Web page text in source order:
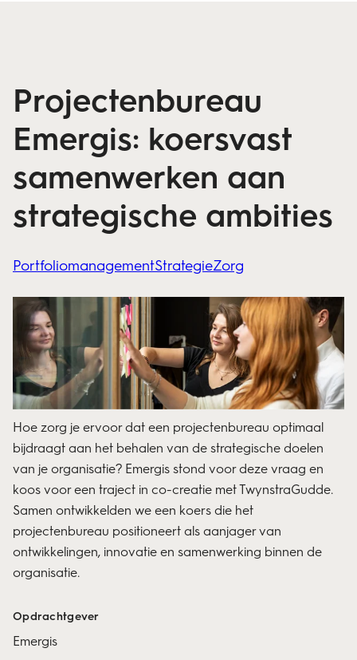
Projectenbureau
Emergis: koersvast
samenwerken aan
strategische ambities
PortfoliomanagementStrategieZorg
Hoe zorg je ervoor dat een projectenbureau optimaal
bijdraagt aan het behalen van de strategische doelen
van je organisatie? Emergis stond voor deze vraag en
koos voor een traject in co-creatie met TwynstraGudde.
Samen ontwikkelden we een koers die het
projectenbureau positioneert als aanjager van
ontwikkelingen, innovatie en samenwerking binnen de
organisatie.
Opdrachtgever
Emergis